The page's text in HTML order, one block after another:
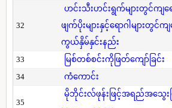
32
ဟင်းသီးဟင်းရွက်များတွင်က
ဖျက်ပိုးများနှင့်ရောဂါများတွ
ကွယ်နှိမ်နှင်းနည်း
33
မြစ်တစ်စင်းကိုဖြတ်ကျော်ခြင်း
34
ကံကောင်း
35
မိုဘိုင်းလ်ဖုန်းဖြင့်အရည်အသွေးဖ